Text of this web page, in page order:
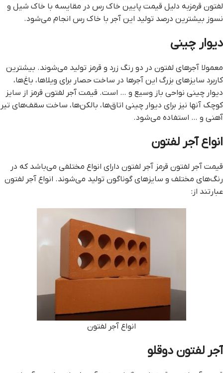
لفتون قرمزبه دلیل قیمت پایین خاک رس در مقایسه با خاک شیل و
نسوز بیشترین درصد تولید این آجر با خاک رس انجام می‌شود.
دیوار چینی
معمولا آجرهای لفتون در دو رنگ زرد و قرمز تولید می‌شوند. بیشترین
کاربرد سایزهای بزرگ این آجرها در ساخت حصار برای ویلاها، باغ‌ها،
دیوار چینی نواحی باز وسیع و … است. قيمت آجر لفتون قرمز از سایز
کوچک آنها نیز برای دیوار چینی اتاق‌ها، بالکن‌ها، ساخت سقف‌های تیر
آهنی و … استفاده می‌شود.
انواع آجر لفتون
قيمت آجر لفتون قرمز آجر لفتون دارای انواع مختلفی می‌باشد که در
رنگ‌های مختلف و سایز‌های گوناگون تولید می‌شوند. انواع آجر لفتون
عبارتند از:
انواع آجر لفتون
آجر لفتون دوقلو